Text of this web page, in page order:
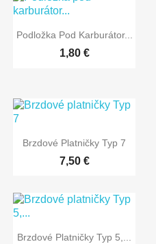
Rýchly náhľad
Podložka Pod Karburátor...
1,80 €
Rýchly náhľad
Brzdové Platničky Typ 7
7,50 €
Rýchly náhľad
Brzdové Platničky Typ 5,...